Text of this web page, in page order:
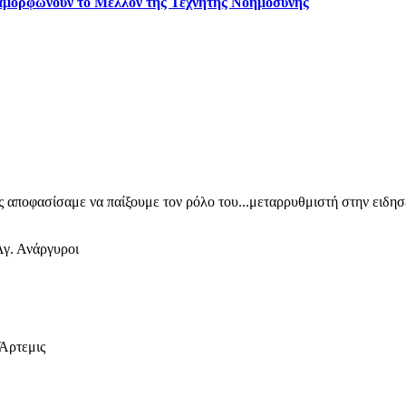
αποφασίσαμε να παίξουμε τον ρόλο του...μεταρρυθμιστή στην
Ανάργυροι